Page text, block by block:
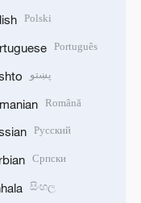
Polski
Português
پښتو
Română
Русский
Српски
සිංහල